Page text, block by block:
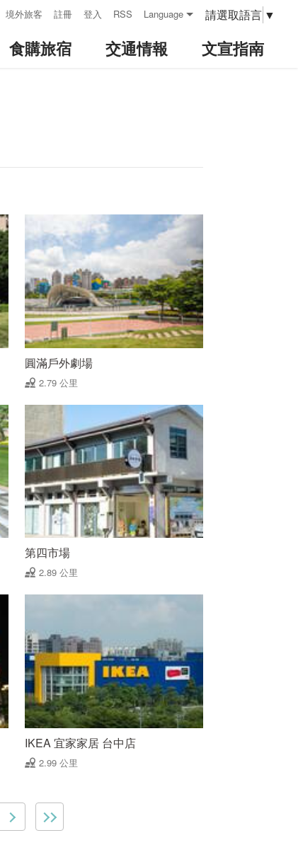
境外旅客 註冊 登入 RSS Language 請選取語言 ▼
食購旅宿 交通情報 文宣指南
圓滿戶外劇場
2.79 公里
第四市場
2.89 公里
IKEA 宜家家居 台中店
2.99 公里